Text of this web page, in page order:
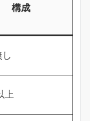
構成
上